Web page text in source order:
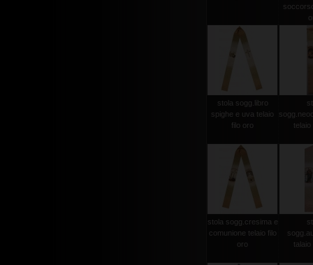
stola sogg.libro
spighe e uva telaio
filo oro
telaio
stola sogg.cresima e
comunione telaio filo
oro
talaio